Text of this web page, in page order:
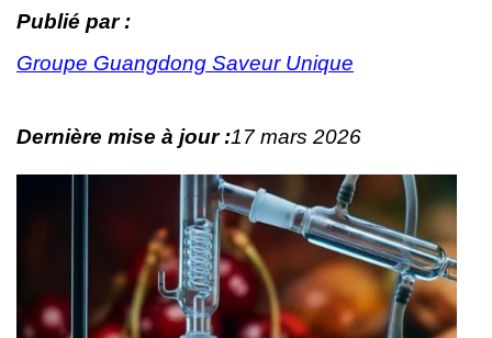
Publié par :
Groupe Guangdong Saveur Unique
Dernière mise à jour :17 mars 2026